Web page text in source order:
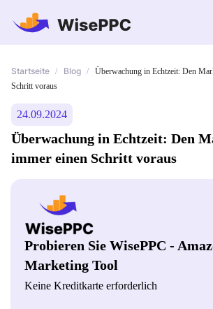
Startseite / Blog /
Überwachung in Echtzeit: Den
Schritt voraus
24.09.2024
Überwachung in Echtzeit: Den
immer einen Schritt voraus
Probieren Sie WisePPC -
Marketing Tool
Keine Kreditkarte erforderlich